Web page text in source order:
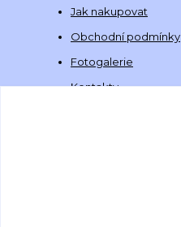
Jak nakupovat
Obchodní podmínky
Fotogalerie
Kontakty